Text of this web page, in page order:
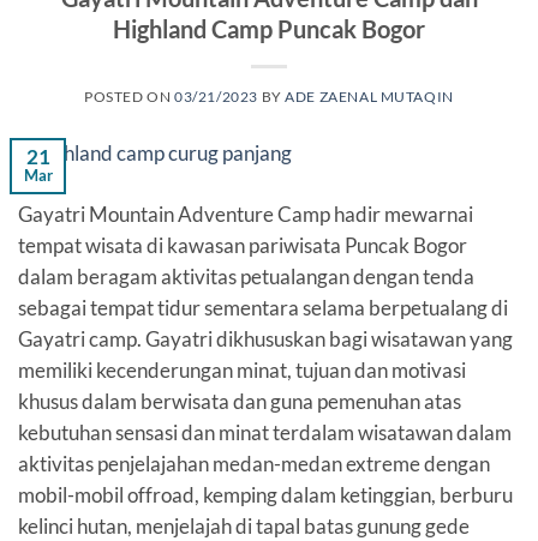
Highland Camp Puncak Bogor
POSTED ON03/21/2023 BYADE ZAENAL MUTAQIN
21
Mar
Gayatri Mountain Adventure Camp hadir mewarnai
tempat wisata di kawasan pariwisata Puncak Bogor
dalam beragam aktivitas petualangan dengan tenda
sebagai tempat tidur sementara selama berpetualang di
Gayatri camp. Gayatri dikhususkan bagi wisatawan yang
memiliki kecenderungan minat, tujuan dan motivasi
khusus dalam berwisata dan guna pemenuhan atas
kebutuhan sensasi dan minat terdalam wisatawan dalam
aktivitas penjelajahan medan-medan extreme dengan
mobil-mobil offroad, kemping dalam ketinggian, berburu
kelinci hutan, menjelajah di tapal batas gunung gede